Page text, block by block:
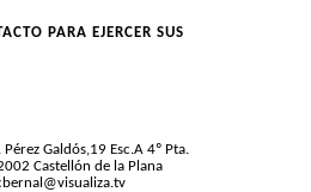
PARA EJERCER SUS
Pérez Galdós,19 Esc.A 4º Pta.
Castellón de la Plana